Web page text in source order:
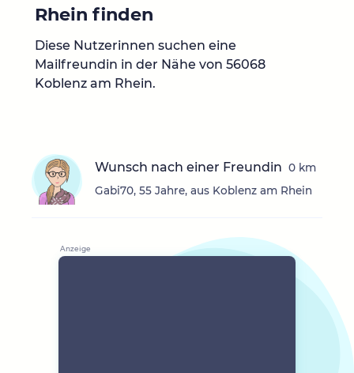
Rhein finden
Diese Nutzerinnen suchen eine
Mailfreundin in der Nähe von 56068
Koblenz am Rhein.
Wunsch nach einer Freundin
Gabi70, 55 Jahre, aus Koblenz am Rhein
0 km